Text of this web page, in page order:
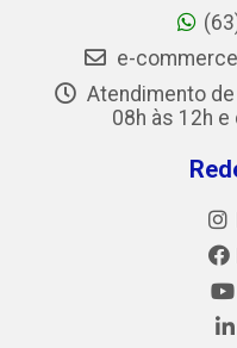
e-
Atendimento
08h às 12h